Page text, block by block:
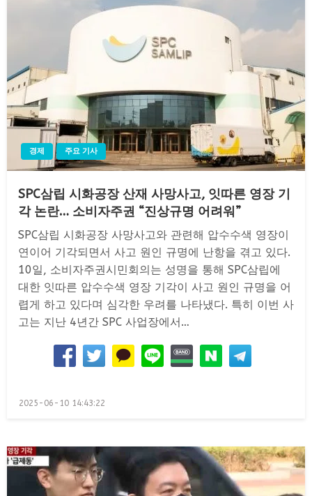
경제 주요 기사
SPC삼립 시화공장 산재 사망사고, 잇따른 영장 기
각 논란… 소비자주권 “진상규명 어려워”
SPC삼립 시화공장 사망사고와 관련해 압수수색 영장이
연이어 기각되면서 사고 원인 규명에 난항을 겪고 있다.
10일, 소비자주권시민회의는 성명을 통해 SPC삼립에
대한 잇따른 압수수색 영장 기각이 사고 원인 규명을 어
렵게 하고 있다며 심각한 우려를 나타냈다. 특히 이번 사
고는 지난 4년간 SPC 사업장에서…
Posted
2025-06-10 14:43:22